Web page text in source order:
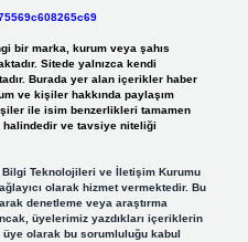
bir marka, kurum veya şahıs
Sitede yalnızca kendi
Burada yer alan içerikler haber
ve kişiler hakkında paylaşım
ile isim benzerlikleri tamamen
ve tavsiye niteliği
Bilgi Teknolojileri ve İletişim Kurumu
olarak hizmet vermektedir. Bu
denetleme veya araştırma
üyelerimiz yazdıkları içeriklerin
olarak bu sorumluluğu kabul